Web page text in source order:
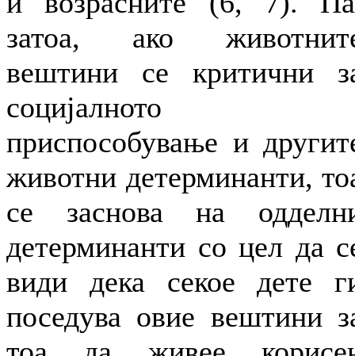
затоа, ако
вештини се критични
социјалното
приспособување и
животни детерминанти,
се заснова на
детерминанти со цел да
види дека секое дете
поседува овие вештини